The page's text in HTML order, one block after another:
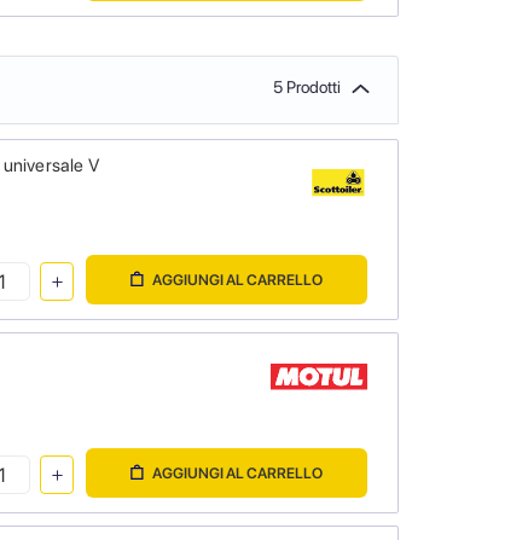
5 Prodotti
V
AGGIUNGI AL CARRELLO
AGGIUNGI AL CARRELLO